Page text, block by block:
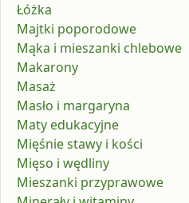
Łóżka
Majtki poporodowe
Mąka i mieszanki chlebowe
Makarony
Masaż
Masło i margaryna
Maty edukacyjne
Mięśnie stawy i kości
Mięso i wędliny
Mieszanki przyprawowe